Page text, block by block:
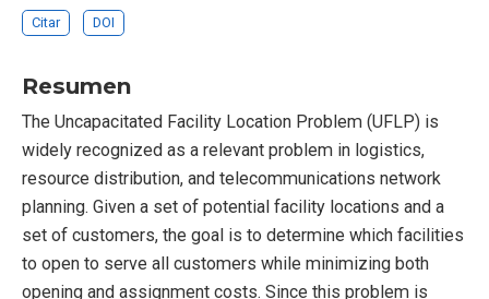
Citar DOI
Resumen
The Uncapacitated Facility Location Problem (UFLP) is
widely recognized as a relevant problem in logistics,
resource distribution, and telecommunications network
planning. Given a set of potential facility locations and a
set of customers, the goal is to determine which facilities
to open to serve all customers while minimizing both
opening and assignment costs. Since this problem is